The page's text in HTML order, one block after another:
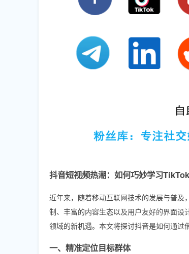
抖音短视频热潮：如何巧妙学习
近年来，随着移动互联网技术的发展与普及
制、丰富的内容生态以及用户友好的界面
领域的新机遇。本文将探讨抖音是如何通过
一、精准定位目标群体